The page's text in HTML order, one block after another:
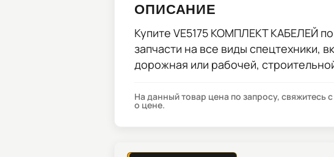
ОПИСАНИЕ
Купите VE5175 КОМПЛЕКТ КАБЕЛЕЙ
запчасти на все виды спецтехники,
дорожная или рабочей,
На данный товар цена по запросу,
о цене.